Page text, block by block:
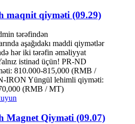
maqnit qiyməti (09.29)
tərəfindən
aşağıdakı maddi qiymətlər
hər iki tərəfin əməliyyat
istinad üçün! PR-ND
810.000-815,000 (RMB /
IRON Yüngül lehimli qiyməti:
(RMB / MT)
Magnet Qiyməti (09.07)